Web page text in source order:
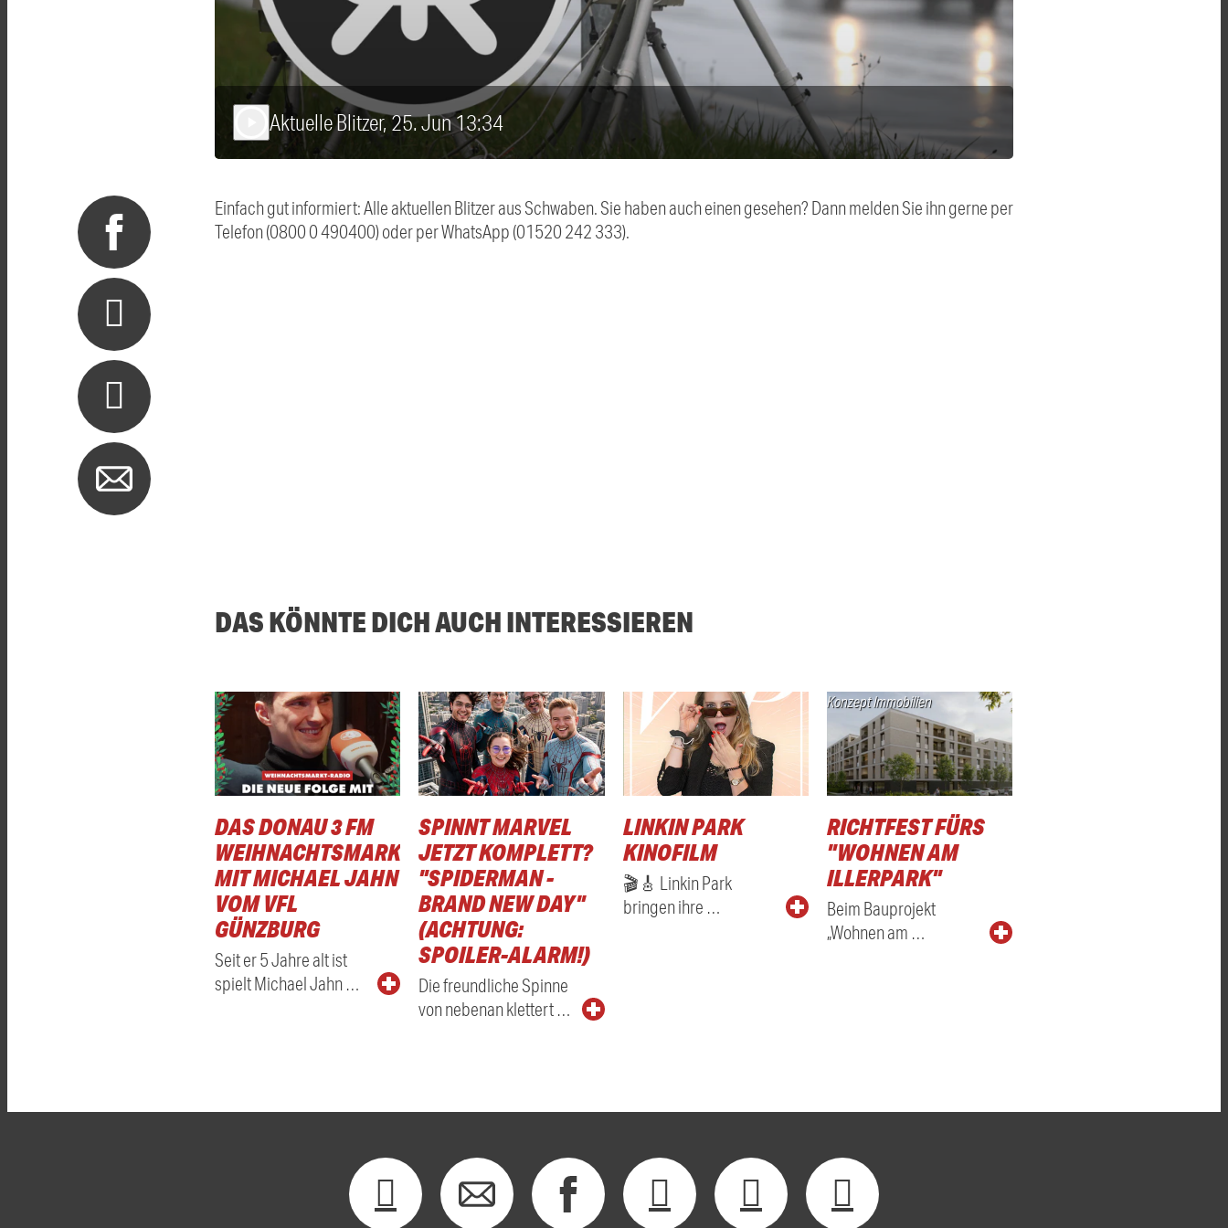
Aktuelle Blitzer, 25. Jun 13:34
Einfach gut informiert: Alle aktuellen Blitzer aus Schwaben. Sie haben auch einen gesehen? Dann melden Sie ihn gerne per
Telefon (0800 0 490400) oder per WhatsApp (01520 242 333).
DAS KÖNNTE DICH AUCH INTERESSIEREN
DAS DONAU 3 FM
WEIHNACHTSMARKTRADIO
MIT MICHAEL JAHN
VOM VFL
GÜNZBURG
Seit er 5 Jahre alt ist
spielt Michael Jahn …
SPINNT MARVEL
JETZT KOMPLETT?
"SPIDERMAN -
BRAND NEW DAY"
(ACHTUNG:
SPOILER-ALARM!)
Die freundliche Spinne
von nebenan klettert …
LINKIN PARK
KINOFILM
🎬🎸 Linkin Park
bringen ihre …
Konzept Immobilien
RICHTFEST FÜRS
"WOHNEN AM
ILLERPARK"
Beim Bauprojekt
„Wohnen am …